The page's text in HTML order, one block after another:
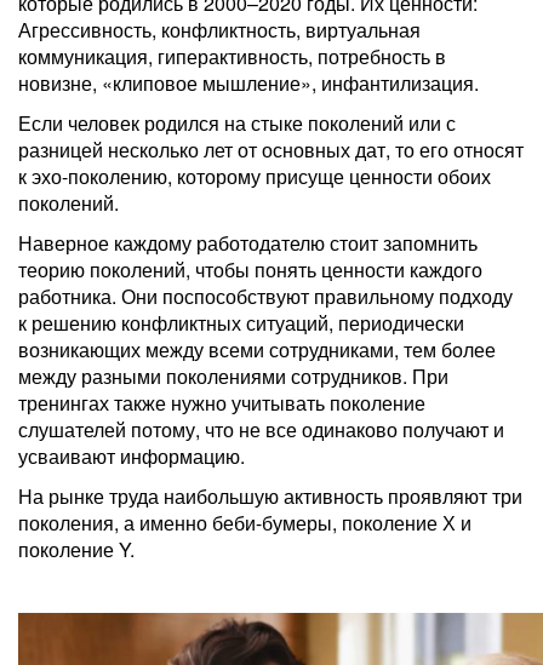
Агрессивность, конфликтность, виртуальная
коммуникация, гиперактивность, потребность в
новизне, «клиповое мышление», инфантилизация.
Если человек родился на стыке поколений или с
разницей несколько лет от основных дат, то его относят
к эхо-поколению, которому присуще ценности обоих
поколений.
Наверное каждому работодателю стоит запомнить
теорию поколений, чтобы понять ценности каждого
работника. Они поспособствуют правильному подходу
к решению конфликтных ситуаций, периодически
возникающих между всеми сотрудниками, тем более
между разными поколениями сотрудников. При
тренингах также нужно учитывать поколение
слушателей потому, что не все одинаково получают и
усваивают информацию.
На рынке труда наибольшую активность проявляют три
поколения, а именно беби-бумеры, поколение Х и
поколение Y.